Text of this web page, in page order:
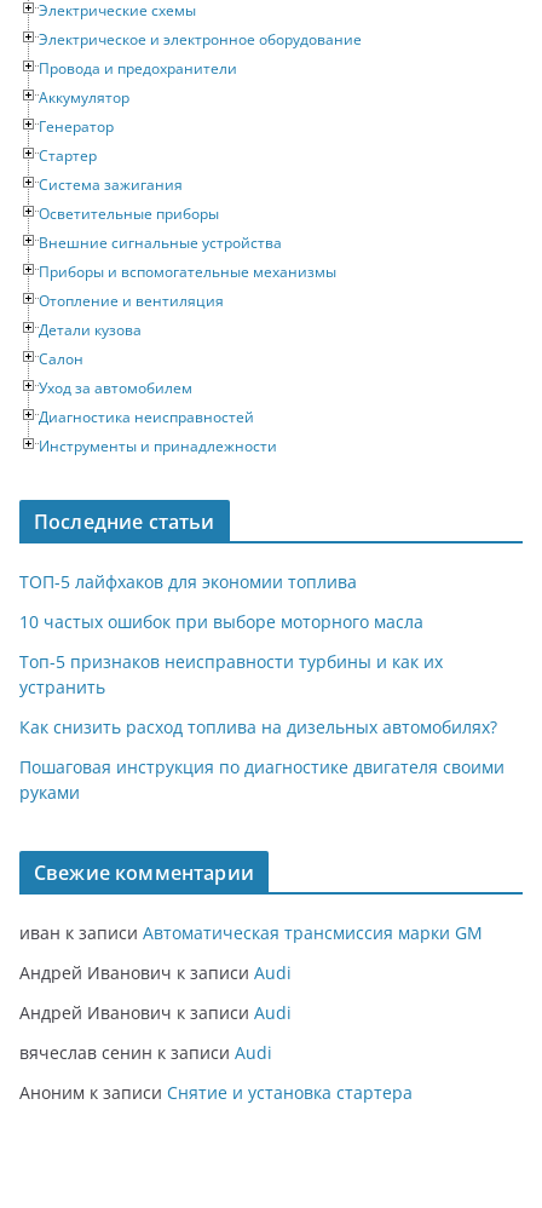
Электрические схемы
Электрическое и электронное оборудование
Провода и предохранители
Аккумулятор
Генератор
Стартер
Система зажигания
Осветительные приборы
Внешние сигнальные устройства
Приборы и вспомогательные механизмы
Отопление и вентиляция
Детали кузова
Салон
Уход за автомобилем
Диагностика неисправностей
Инструменты и принадлежности
Последние статьи
ТОП-5 лайфхаков для экономии топлива
10 частых ошибок при выборе моторного масла
Топ-5 признаков неисправности турбины и как их
устранить
Как снизить расход топлива на дизельных автомобилях?
Пошаговая инструкция по диагностике двигателя своими
руками
Свежие комментарии
иван к записи Автоматическая трансмиссия марки GM
Андрей Иванович к записи Audi
Андрей Иванович к записи Audi
вячеслав сенин к записи Audi
Аноним к записи Снятие и установка стартера